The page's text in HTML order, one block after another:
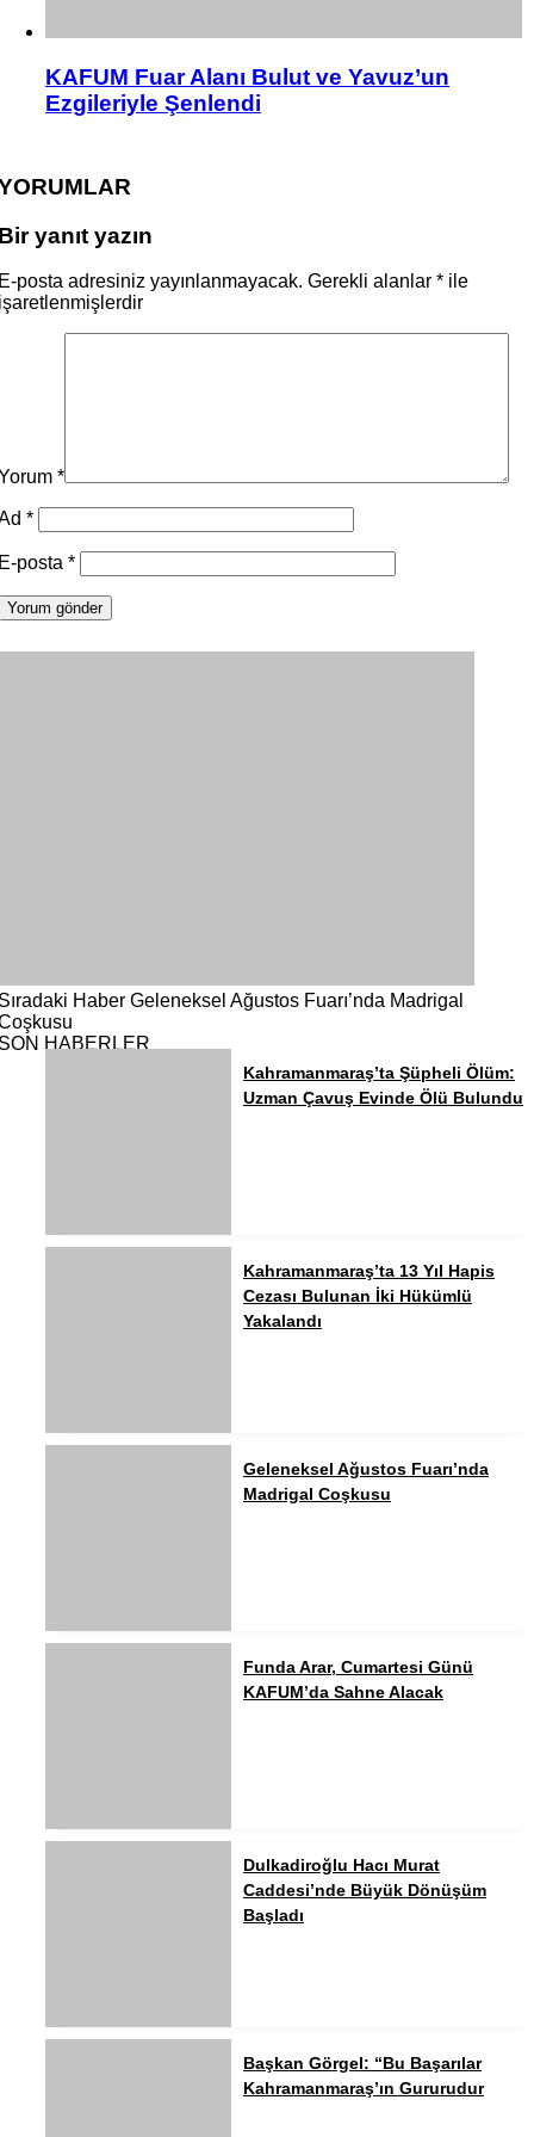
KAFUM Fuar Alanı Bulut ve Yavuz’un
Ezgileriyle Şenlendi
yanıt yazın
posta adresiniz yayınlanmayacak. Gerekli alanlar * ile
*
*
posta *
Haber Geleneksel Ağustos Fuarı’nda Madrigal
HABERLER
Kahramanmaraş’ta Şüpheli Ölüm:
Uzman Çavuş Evinde Ölü Bulundu
Kahramanmaraş’ta 13 Yıl Hapis
Cezası Bulunan İki Hükümlü
Yakalandı
Geleneksel Ağustos Fuarı’nda
Madrigal Coşkusu
Funda Arar, Cumartesi Günü
KAFUM’da Sahne Alacak
Dulkadiroğlu Hacı Murat
Caddesi’nde Büyük Dönüşüm
Başladı
Başkan Görgel: “Bu Başarılar
Kahramanmaraş’ın Gururudur